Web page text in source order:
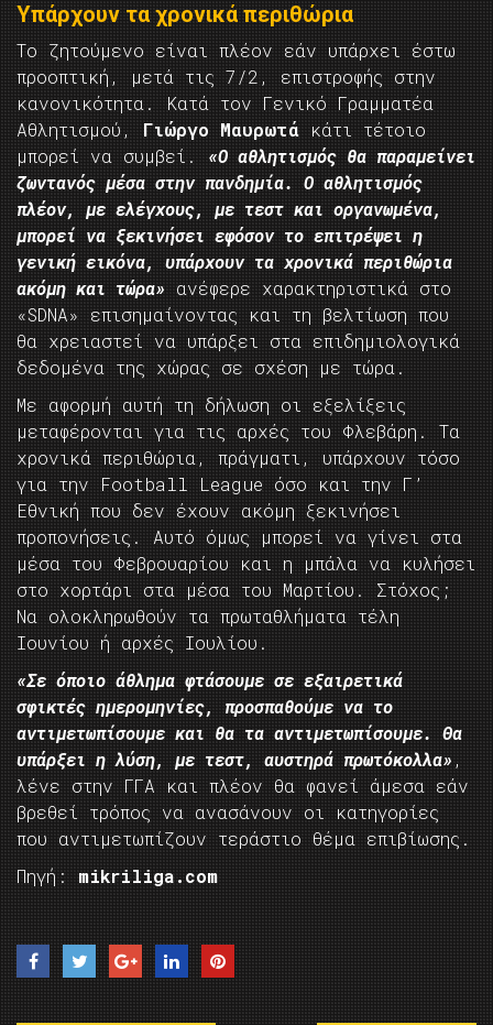
Υπάρχουν τα χρονικά περιθώρια
Το ζητούμενο είναι πλέον εάν υπάρχει έστω
προοπτική, μετά τις 7/2, επιστροφής στην
κανονικότητα. Κατά τον Γενικό Γραμματέα
Αθλητισμού, Γιώργο Μαυρωτά κάτι τέτοιο
μπορεί να συμβεί. «Ο αθλητισμός θα παραμείνει
ζωντανός μέσα στην πανδημία. Ο αθλητισμός
πλέον, με ελέγχους, με τεστ και οργανωμένα,
μπορεί να ξεκινήσει εφόσον το επιτρέψει η
γενική εικόνα, υπάρχουν τα χρονικά περιθώρια
ακόμη και τώρα» ανέφερε χαρακτηριστικά στο
«SDNA» επισημαίνοντας και τη βελτίωση που
θα χρειαστεί να υπάρξει στα επιδημιολογικά
δεδομένα της χώρας σε σχέση με τώρα.
Με αφορμή αυτή τη δήλωση οι εξελίξεις
μεταφέρονται για τις αρχές του Φλεβάρη. Τα
χρονικά περιθώρια, πράγματι, υπάρχουν τόσο
για την Football League όσο και την Γ’
Εθνική που δεν έχουν ακόμη ξεκινήσει
προπονήσεις. Αυτό όμως μπορεί να γίνει στα
μέσα του Φεβρουαρίου και η μπάλα να κυλήσει
στο χορτάρι στα μέσα του Μαρτίου. Στόχος;
Να ολοκληρωθούν τα πρωταθλήματα τέλη
Ιουνίου ή αρχές Ιουλίου.
«Σε όποιο άθλημα φτάσουμε σε εξαιρετικά
σφικτές ημερομηνίες, προσπαθούμε να το
αντιμετωπίσουμε και θα τα αντιμετωπίσουμε. Θα
υπάρξει η λύση, με τεστ, αυστηρά πρωτόκολλα» ,
λένε στην ΓΓΑ και πλέον θα φανεί άμεσα εάν
βρεθεί τρόπος να ανασάνουν οι κατηγορίες
που αντιμετωπίζουν τεράστιο θέμα επιβίωσης.
Πηγή: mikriliga.com